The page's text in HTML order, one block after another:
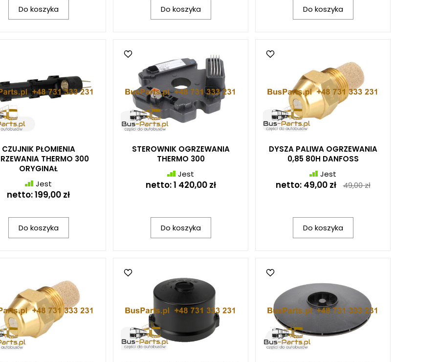
Do koszyka Do koszyka Do koszyka
CZUJNIK PŁOMIENIA
THERMO 300
ORYGINAŁ
Jest
netto:199,00 zł
Do koszyka
STEROWNIK OGRZEWANIA
THERMO 300
Jest
netto:1 420,00 zł
Do koszyka
DYSZA PALIWA OGRZEWANIA
0,85 80H DANFOSS
Jest
netto: 49,00 zł 49,00 zł
Do koszyka